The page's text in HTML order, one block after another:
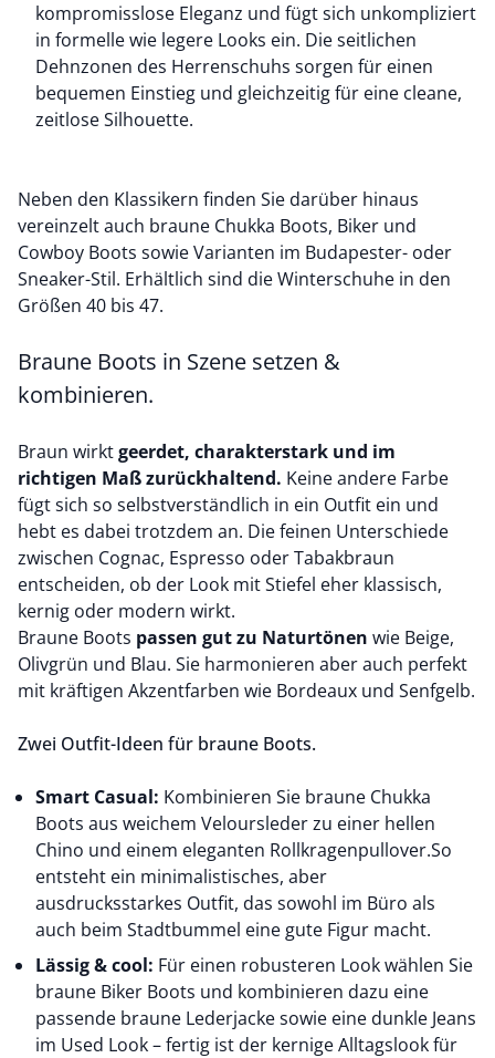
kompromisslose Eleganz und fügt sich unkompliziert
in formelle wie legere Looks ein. Die seitlichen
Dehnzonen des Herrenschuhs sorgen für einen
bequemen Einstieg und gleichzeitig für eine cleane,
zeitlose Silhouette.
Neben den Klassikern finden Sie darüber hinaus
vereinzelt auch braune Chukka Boots, Biker und
Cowboy Boots sowie Varianten im Budapester- oder
Sneaker-Stil. Erhältlich sind die Winterschuhe in den
Größen 40 bis 47.
Braune Boots in Szene setzen &
kombinieren.
Braun wirktgeerdet, charakterstark und im
richtigen Maß zurückhaltend. Keine andere Farbe
fügt sich so selbstverständlich in ein Outfit ein und
hebt es dabei trotzdem an. Die feinen Unterschiede
zwischen Cognac, Espresso oder Tabakbraun
entscheiden, ob der Look mit Stiefel eher klassisch,
kernig oder modern wirkt.
Braune Boots passen gut zu Naturtönen wie Beige,
Olivgrün und Blau. Sie harmonieren aber auch perfekt
mit kräftigen Akzentfarben wie Bordeaux und Senfgelb.
Zwei Outfit-Ideen für braune Boots.
Smart Casual: Kombinieren Sie braune Chukka
Boots aus weichem Veloursleder zu einer hellen
Chino und einem eleganten Rollkragenpullover.So
entsteht ein minimalistisches, aber
ausdrucksstarkes Outfit, das sowohl im Büro als
auch beim Stadtbummel eine gute Figur macht.
Lässig & cool: Für einen robusteren Look wählen Sie
braune Biker Boots und kombinieren dazu eine
passende braune Lederjackesowie eine dunkle Jeans
im Used Look – fertig ist der kernige Alltagslook für